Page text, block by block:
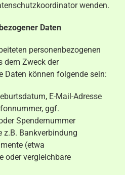
wenden.
Daten
personenbezogenen
dem Zweck der
Daten können folgende sein:
E-Mail-Adresse
ggf.
Spendernummer
Bankverbindung
(etwa
oder vergleichbare